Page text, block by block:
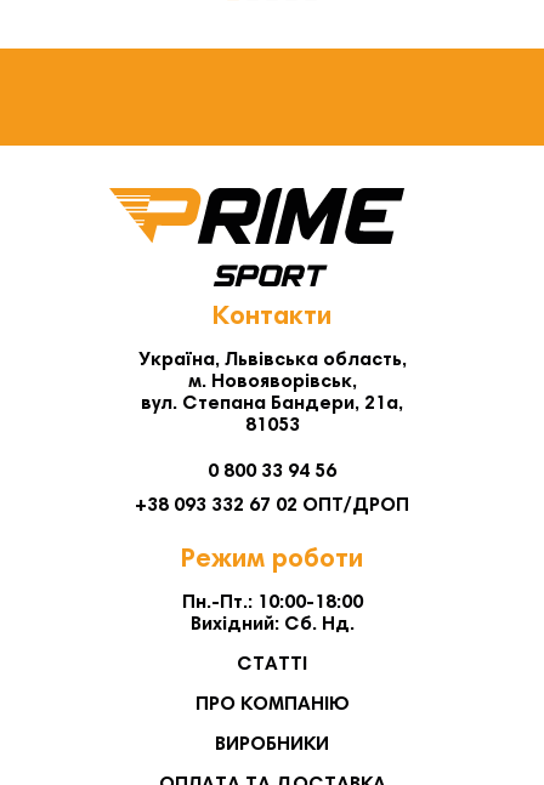
Контакти
Україна, Львівська область,
м. Новояворівськ,
вул. Степана Бандери, 21а,
81053
0 800 33 94 56
+38 093 332 67 02 ОПТ/ДРОП
Режим роботи
Пн.-Пт.: 10:00-18:00
Вихідний: Сб. Нд.
СТАТТІ
ПРО КОМПАНІЮ
ВИРОБНИКИ